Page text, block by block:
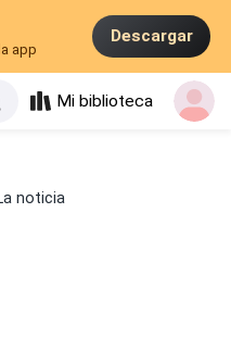
app
Descargar
Mi biblioteca
noticia